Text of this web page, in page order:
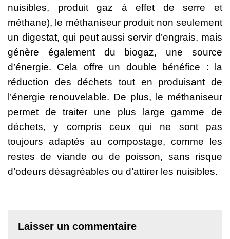
nuisibles, produit gaz à effet de serre et
méthane), le méthaniseur produit non seulement
un digestat, qui peut aussi servir d’engrais, mais
génère également du biogaz, une source
d’énergie. Cela offre un double bénéfice : la
réduction des déchets tout en produisant de
l’énergie renouvelable. De plus, le méthaniseur
permet de traiter une plus large gamme de
déchets, y compris ceux qui ne sont pas
toujours adaptés au compostage, comme les
restes de viande ou de poisson, sans risque
d’odeurs désagréables ou d’attirer les nuisibles.
Laisser un commentaire